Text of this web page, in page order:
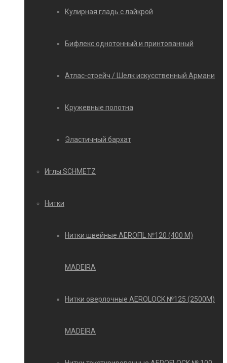
Кулирная гладь с лайкрой
Бифлекс однотонный и принтованный
Атлас-стрейч / Шелк искусственный Армани
Кружевные полотна
Эластичный бархат
Иглы SCHMETZ
Нитки
Нитки швейные AEROFIL №120 (400 М)
MADEIRA
Нитки оверлочные AEROLOCK №125 (2500М)
MADEIRA